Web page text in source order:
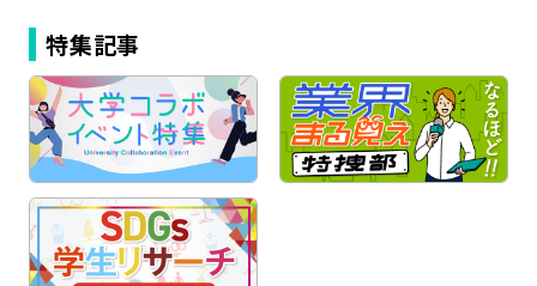
特集記事